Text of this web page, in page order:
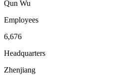
Qun Wu
Employees
6,676
Headquarters
Zhenjiang